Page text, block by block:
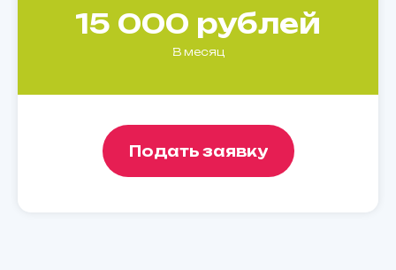
15 000 рублей
В месяц
Подать заявку